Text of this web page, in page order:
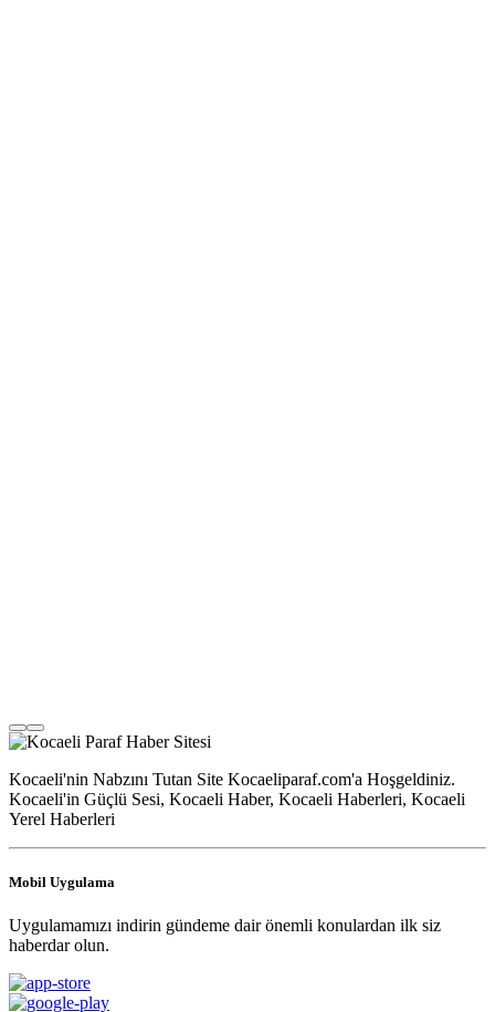
Kocaeli'nin Nabzını Tutan Site Kocaeliparaf.com'a Hoşgeldiniz.
Kocaeli'in Güçlü Sesi, Kocaeli Haber, Kocaeli Haberleri, Kocaeli
Yerel Haberleri
Mobil Uygulama
Uygulamamızı indirin gündeme dair önemli konulardan ilk siz
haberdar olun.